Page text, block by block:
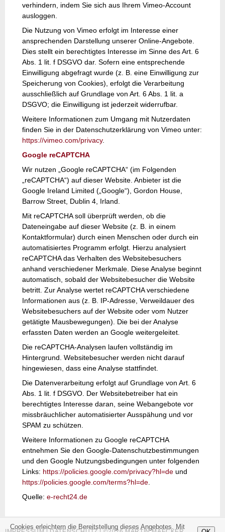
verhindern, indem Sie sich aus Ihrem Vimeo-Account
ausloggen.
Die Nutzung von Vimeo erfolgt im Interesse einer
ansprechenden Darstellung unserer Online-Angebote.
Dies stellt ein berechtigtes Interesse im Sinne des Art. 6
Abs. 1 lit. f DSGVO dar. Sofern eine entsprechende
Einwilligung abgefragt wurde (z. B. eine Einwilligung zur
Speicherung von Cookies), erfolgt die Verarbeitung
ausschließlich auf Grundlage von Art. 6 Abs. 1 lit. a
DSGVO; die Einwilligung ist jederzeit widerrufbar.
Weitere Informationen zum Umgang mit Nutzerdaten
finden Sie in der Datenschutzerklärung von Vimeo unter:
https://vimeo.com/privacy.
Google reCAPTCHA
Wir nutzen „Google reCAPTCHA“ (im Folgenden
„reCAPTCHA“) auf dieser Website. Anbieter ist die
Google Ireland Limited („Google“), Gordon House,
Barrow Street, Dublin 4, Irland.
Mit reCAPTCHA soll überprüft werden, ob die
Dateneingabe auf dieser Website (z. B. in einem
Kontaktformular) durch einen Menschen oder durch ein
automatisiertes Programm erfolgt. Hierzu analysiert
reCAPTCHA das Verhalten des Websitebesuchers
anhand verschiedener Merkmale. Diese Analyse beginnt
automatisch, sobald der Websitebesucher die Website
betritt. Zur Analyse wertet reCAPTCHA verschiedene
Informationen aus (z. B. IP-Adresse, Verweildauer des
Websitebesuchers auf der Website oder vom Nutzer
getätigte Mausbewegungen). Die bei der Analyse
erfassten Daten werden an Google weitergeleitet.
Die reCAPTCHA-Analysen laufen vollständig im
Hintergrund. Websitebesucher werden nicht darauf
hingewiesen, dass eine Analyse stattfindet.
Die Datenverarbeitung erfolgt auf Grundlage von Art. 6
Abs. 1 lit. f DSGVO. Der Websitebetreiber hat ein
berechtigtes Interesse daran, seine Webangebote vor
missbräuchlicher automatisierter Ausspähung und vor
SPAM zu schützen.
Weitere Informationen zu Google reCAPTCHA
entnehmen Sie den Google-Datenschutzbestimmungen
und den Google Nutzungsbedingungen unter folgenden
Links: https://policies.google.com/privacy?hl=de und
https://policies.google.com/terms?hl=de
Quelle:e-recht24.de
Cookies erleichtern die Bereitstellung dieses Angebotes. Mit